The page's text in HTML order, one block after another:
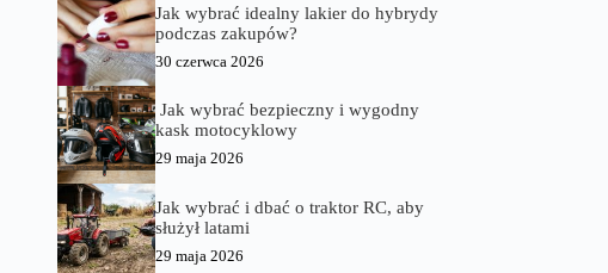
Jak wybrać idealny lakier do hybrydy
podczas zakupów?
30 czerwca 2026
Jak wybrać bezpieczny i wygodny
kask motocyklowy
29 maja 2026
Jak wybrać i dbać o traktor RC, aby
służył latami
29 maja 2026